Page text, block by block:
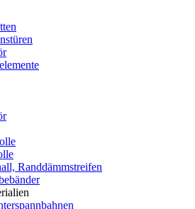
Randdämmstreifen